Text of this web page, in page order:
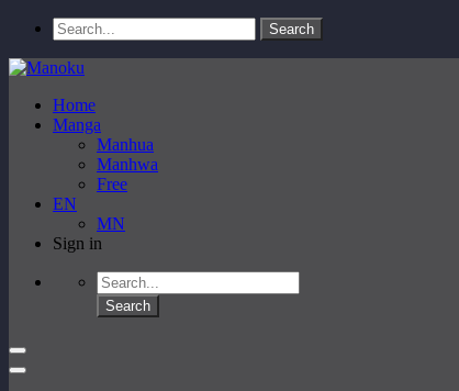
Home
Manga
Manhua
Manhwa
Free
EN
MN
Sign in